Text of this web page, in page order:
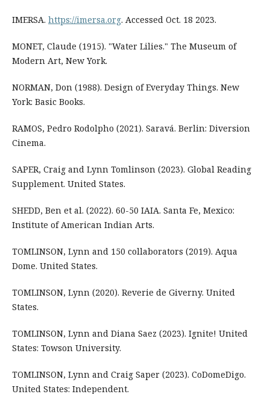
IMERSA. https://imersa.org. Accessed Oct. 18 2023.
MONET, Claude (1915). "Water Lilies." The Museum of
Modern Art, New York.
NORMAN, Don (1988). Design of Everyday Things. New
York: Basic Books.
RAMOS, Pedro Rodolpho (2021). Saravá. Berlin: Diversion
Cinema.
SAPER, Craig and Lynn Tomlinson (2023). Global Reading
Supplement. United States.
SHEDD, Ben et al. (2022). 60-50 IAIA. Santa Fe, Mexico:
Institute of American Indian Arts.
TOMLINSON, Lynn and 150 collaborators (2019). Aqua
Dome. United States.
TOMLINSON, Lynn (2020). Reverie de Giverny. United
States.
TOMLINSON, Lynn and Diana Saez (2023). Ignite! United
States: Towson University.
TOMLINSON, Lynn and Craig Saper (2023). CoDomeDigo.
United States: Independent.